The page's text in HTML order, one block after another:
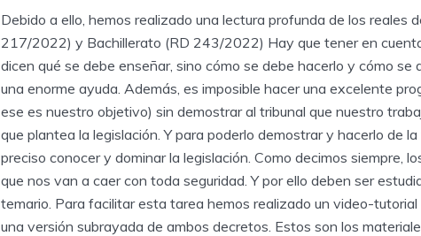
Debido a ello, hemos realizado una lectura profunda de los reales
217/2022) y Bachillerato (RD 243/2022) Hay que tener en
dicen qué se debe enseñar, sino cómo se debe hacerlo y cómo se
una enorme ayuda. Además, es imposible hacer una excelente
ese es nuestro objetivo) sin demostrar al tribunal que nuestro
que plantea la legislación. Y para poderlo demostrar y hacerlo de
preciso conocer y dominar la legislación. Como decimos siempre,
que nos van a caer con toda seguridad. Y por ello deben ser
temario. Para facilitar esta tarea hemos realizado un video-
una versión subrayada de ambos decretos. Estos son los